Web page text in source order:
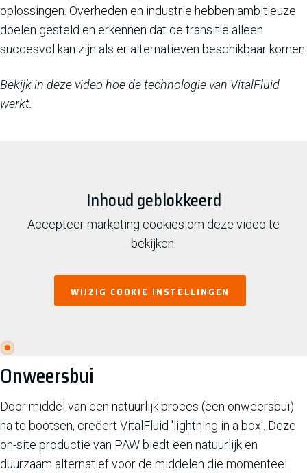
oplossingen. Overheden en industrie hebben ambitieuze
doelen gesteld en erkennen dat de transitie alleen
succesvol kan zijn als er alternatieven beschikbaar komen.
Bekijk in deze video hoe de technologie van VitalFluid
werkt.
Inhoud geblokkeerd
Accepteer marketing cookies om deze video te
bekijken.
WIJZIG COOKIE INSTELLINGEN
Onweersbui
Door middel van een natuurlijk proces (een onweersbui)
na te bootsen, creëert VitalFluid 'lightning in a box'. Deze
on-site productie van PAW biedt een natuurlijk en
duurzaam alternatief voor de middelen die momenteel